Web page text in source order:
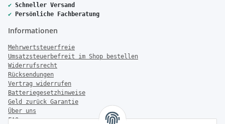
✔ Schneller Versand
✔ Persönliche Fachberatung
Informationen
Mehrwertsteuerfreie
Umsatzsteuerbefreit im Shop bestellen
Widerrufsrecht
Rücksendungen
Vertrag widerrufen
Batteriegesetzhinweise
Geld zurück Garantie
Über uns
FAQ